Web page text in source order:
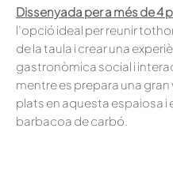
Dissenyada per a més de 4
l’opció ideal per reunir
de la taula i crear una
gastronòmica social i
mentre es prepara una
plats en aquesta espaiosa i
barbacoa de carbó.